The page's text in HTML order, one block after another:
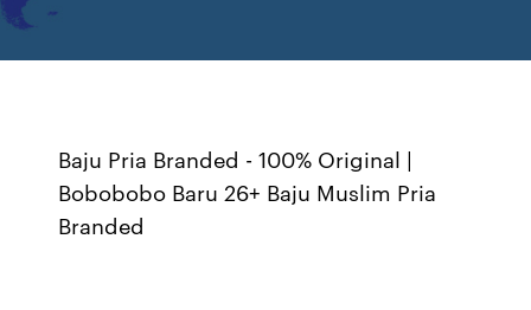
Baju Pria Branded - 100% Original |
Bobobobo Baru 26+ Baju Muslim Pria
Branded